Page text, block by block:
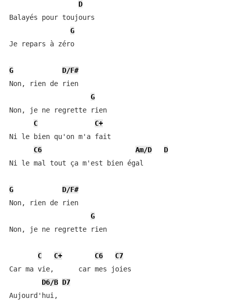
D
Balayés pour toujours
G
Je repars à zéro
G
D/F#
Non, rien de rien
G
Non, je ne regrette rien
C
C+
Ni le bien qu'on m'a fait
C6
Am/D
D
Ni le mal tout ça m'est bien égal
G
D/F#
Non, rien de rien
G
Non, je ne regrette rien
C C+ C6
C7
Car ma vie,      car mes joies
D6/B D7
Aujourd'hui,